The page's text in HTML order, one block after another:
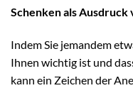
Schenken als
Indem Sie jemandem
Ihnen wichtig ist und
kann ein Zeichen der